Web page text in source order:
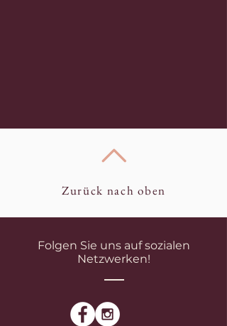
Zurück nach oben
Folgen Sie uns auf sozialen
Netzwerken!